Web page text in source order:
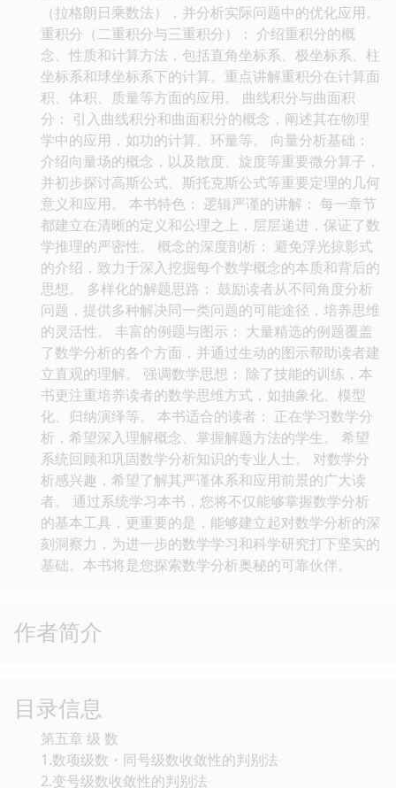
（拉格朗日乘数法），并分析实际问题中的优化应用。
重积分（二重积分与三重积分）： 介绍重积分的概
念、性质和计算方法，包括直角坐标系、极坐标系、柱
坐标系和球坐标系下的计算。重点讲解重积分在计算面
积、体积、质量等方面的应用。 曲线积分与曲面积
分： 引入曲线积分和曲面积分的概念，阐述其在物理
学中的应用，如功的计算、环量等。 向量分析基础：
介绍向量场的概念，以及散度、旋度等重要微分算子，
并初步探讨高斯公式、斯托克斯公式等重要定理的几何
意义和应用。 本书特色： 逻辑严谨的讲解： 每一章节
都建立在清晰的定义和公理之上，层层递进，保证了数
学推理的严密性。 概念的深度剖析： 避免浮光掠影式
的介绍，致力于深入挖掘每个数学概念的本质和背后的
思想。 多样化的解题思路： 鼓励读者从不同角度分析
问题，提供多种解决同一类问题的可能途径，培养思维
的灵活性。 丰富的例题与图示： 大量精选的例题覆盖
了数学分析的各个方面，并通过生动的图示帮助读者建
立直观的理解。 强调数学思想： 除了技能的训练，本
书更注重培养读者的数学思维方式，如抽象化、模型
化、归纳演绎等。 本书适合的读者： 正在学习数学分
析，希望深入理解概念、掌握解题方法的学生。 希望
系统回顾和巩固数学分析知识的专业人士。 对数学分
析感兴趣，希望了解其严谨体系和应用前景的广大读
者。 通过系统学习本书，您将不仅能够掌握数学分析
的基本工具，更重要的是，能够建立起对数学分析的深
刻洞察力，为进一步的数学学习和科学研究打下坚实的
基础。本书将是您探索数学分析奥秘的可靠伙伴。
作者简介
目录信息
第五章 级 数
1.数项级数・同号级数收敛性的判别法
2.变号级数收敛性的判别法